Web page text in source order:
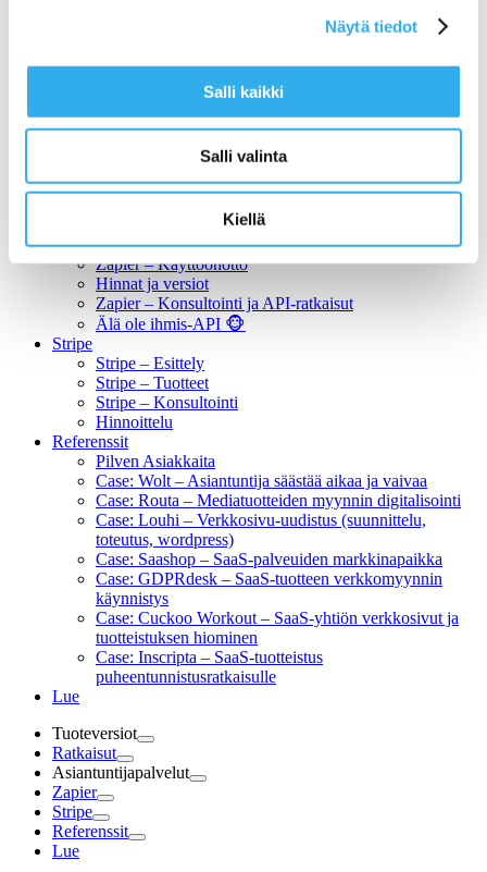
Näytä tiedot
Salli kaikki
Salli valinta
Kiellä
Pilvi™ Platform – Digitalisoi myyntisi
Digitaalinen tuoteluettelo (VISIT)
Tarjouspyyntöautomaatti (INTEREST)
Itsepalvelukonsoli (MANAGE)
Pipedrive-Netvisor Integraatio
Zapier – Esittely
Zapier – Käyttöönotto
Hinnat ja versiot
Zapier – Konsultointi ja API-ratkaisut
Älä ole ihmis-API 🐵
Stripe
Stripe – Esittely
Stripe – Tuotteet
Stripe – Konsultointi
Hinnoittelu
Referenssit
Pilven Asiakkaita
Case: Wolt – Asiantuntija säästää aikaa ja vaivaa
Case: Routa – Mediatuotteiden myynnin digitalisointi
Case: Louhi – Verkkosivu-uudistus (suunnittelu,
toteutus, wordpress)
Case: Saashop – SaaS-palveuiden markkinapaikka
Case: GDPRdesk – SaaS-tuotteen verkkomyynnin
käynnistys
Case: Cuckoo Workout – SaaS-yhtiön verkkosivut ja
tuotteistuksen hiominen
Case: Inscripta – SaaS-tuotteistus
puheentunnistusratkaisulle
Lue
Tuoteversiot
Ratkaisut
Asiantuntijapalvelut
Zapier
Stripe
Referenssit
Lue